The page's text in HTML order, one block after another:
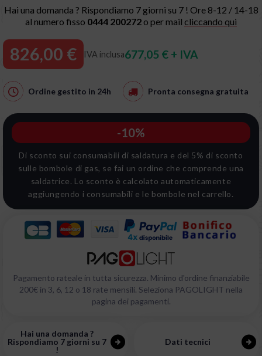
Hai una domanda ? Rispondiamo 7 giorni su 7 ! Ore 8-12 / 14-18
al numero fisso 0444 200272 o per mail cliccando qui
826,00 € IVA inclusa677,05 € + IVA
Ordine gestito in 24h Pronta consegna gratuita
Hai una domanda ?
Rispondiamo 7 giorni su 7
!
Dati tecnici
-10%
Di sconto sui consumabili di saldatura e del 5% di sconto
sulle bombole di gas, se fai un ordine che comprende una
saldatrice. Lo sconto è calcolato automaticamente
aggiungendo i consumabili e le bombole nel carrello.
Pagamento rateale in tutta sicurezza. Minimo d'ordine finanziabile
200€ in 3, 6, 12 o 18 rate mensili. Seleziona PAGOLIGHT nella
pagina dei pagamenti.